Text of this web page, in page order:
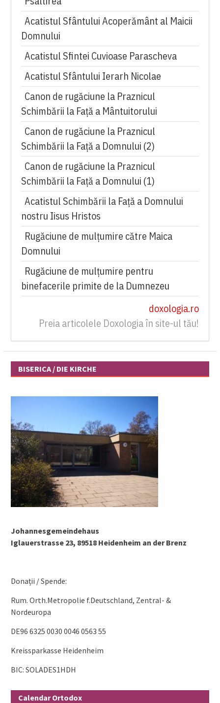
Acatistul Sfântului Acoperământ al Maicii
Domnului
Acatistul Sfintei Cuvioase Parascheva
Acatistul Sfântului Ierarh Nicolae
Canon de rugăciune la Praznicul
Schimbării la Față a Mântuitorului
Canon de rugăciune la Praznicul
Schimbării la Faţă a Domnului (2)
Canon de rugăciune la Praznicul
Schimbării la Faţă a Domnului (1)
Acatistul Schimbării la Faţă a Domnului
nostru Iisus Hristos
Rugăciune de mulţumire către Maica
Domnului
Rugăciune de mulțumire pentru
binefacerile primite de la Dumnezeu
doxologia.ro
Preia articolele Doxologia în site-ul tău!
BISERICA / DIE KIRCHE
Johannesgemeindehaus
Iglauerstrasse 23, 89518 Heidenheim an der Brenz
Donații / Spende:
Rum. Orth.Metropolie f.Deutschland, Zentral- &
Nordeuropa
DE96 6325 0030 0046 0563 55
Kreissparkasse Heidenheim
BIC: SOLADES1HDH
Calendar Ortodox